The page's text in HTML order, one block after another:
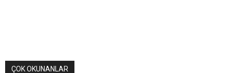
ÇOK OKUNANLAR